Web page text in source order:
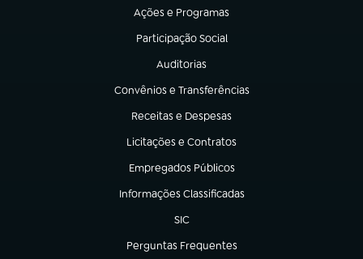
Ações e Programas
(abre em nova aba)
Participação Social
(abre em nova aba)
Auditorias
(abre em nova aba)
Convênios e Transferências
(abre em nova aba)
Receitas e Despesas
(abre em nova aba)
Licitações e Contratos
(abre em nova aba)
Empregados Públicos
(abre em nova aba)
Informações Classificadas
(abre em nova aba)
SIC
(abre em nova aba)
Perguntas Frequentes
(abre em nova aba)